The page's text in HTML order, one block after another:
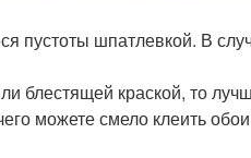
пустоты шпатлевкой. В
блестящей краской, то
можете смело клеить